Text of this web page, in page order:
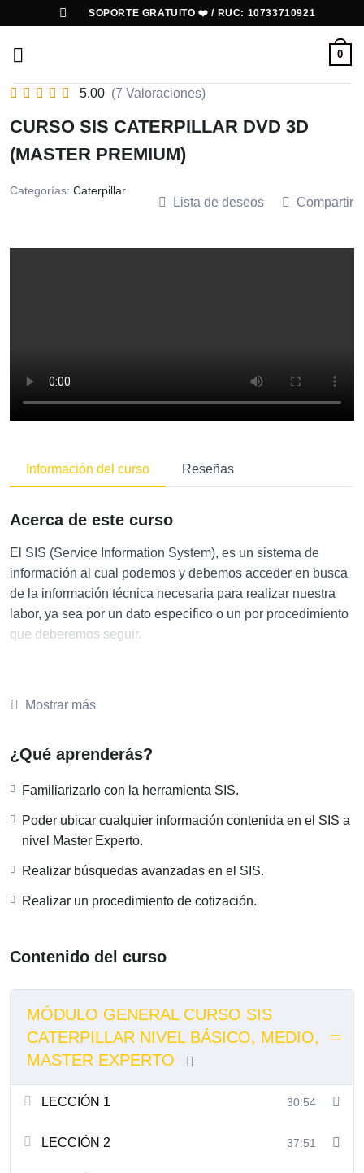
al
contenido
SOPORTE GRATUITO ❤️ / RUC: 10733710921
0
5.00 (7 Valoraciones)
CURSO SIS CATERPILLAR DVD 3D
(MASTER PREMIUM)
Categorías: Caterpillar
Lista de deseos Compartir
Información del curso Reseñas
Acerca de este curso
El SIS (Service Information System), es un sistema de
información al cual podemos y debemos acceder en busca
de la información técnica necesaria para realizar nuestra
labor, ya sea por un dato especifico o un por procedimiento
que deberemos seguir.
más actual y certera información. SIS nos da acceso a mas
productos. SIS se maneja en un entorno fácil e intuitivo.
Este curso ha sido preparado para Mecánicos de Servicio,
Comunicadores Técnicos, Ingenieros de Servicio que
tengan requieran información de Equipos Caterpillar.
Mostrar más
¿Qué aprenderás?
Familiarizarlo con la herramienta SIS.
Poder ubicar cualquier información contenida en el SIS a
nivel Master Experto.
Realizar búsquedas avanzadas en el SIS.
Realizar un procedimiento de cotización.
Contenido del curso
MÓDULO GENERAL CURSO SIS
CATERPILLAR NIVEL BÁSICO, MEDIO,
MASTER EXPERTO
LECCIÓN 1 30:54
LECCIÓN 2 37:51